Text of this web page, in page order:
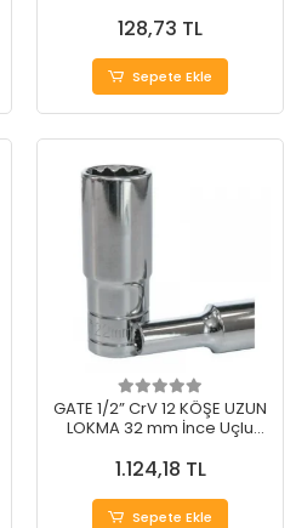
128,73 TL
Sepete Ekle
GATE 1/2” CrV 12 KÖŞE UZUN
LOKMA 32 mm İnce Uçlu
1.124,18 TL
Sepete Ekle